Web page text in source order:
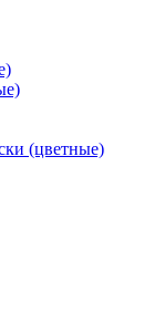
(цветные)